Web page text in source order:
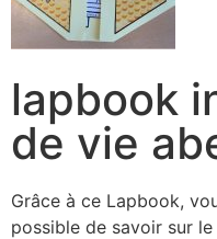
lapbook
de vie
Grâce à ce Lapbook,
possible de savoir sur le